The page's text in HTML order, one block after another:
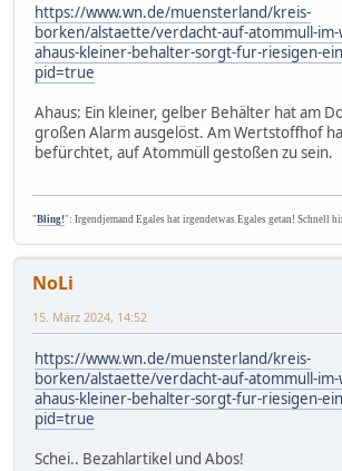
https://www.wn.de/muensterland/kreis-
borken/alstaette/verdacht-auf-atommull-
ahaus-kleiner-behalter-sorgt-fur-riesigen-
pid=true
Ahaus: Ein kleiner, gelber Behälter hat am
großen Alarm ausgelöst. Am Wertstoffhof
befürchtet, auf Atommüll gestoßen zu sein.
"Bling!": Irgendjemand Egales hat irgendetwas Egales getan! Schnell
NoLi
15. März 2024, 14:52
https://www.wn.de/muensterland/kreis-
borken/alstaette/verdacht-auf-atommull-
ahaus-kleiner-behalter-sorgt-fur-riesigen-
pid=true
Schei.. Bezahlartikel und Abos!